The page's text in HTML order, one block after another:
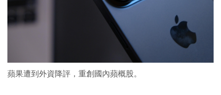
蘋果遭到外資降評，重創國內蘋概股。